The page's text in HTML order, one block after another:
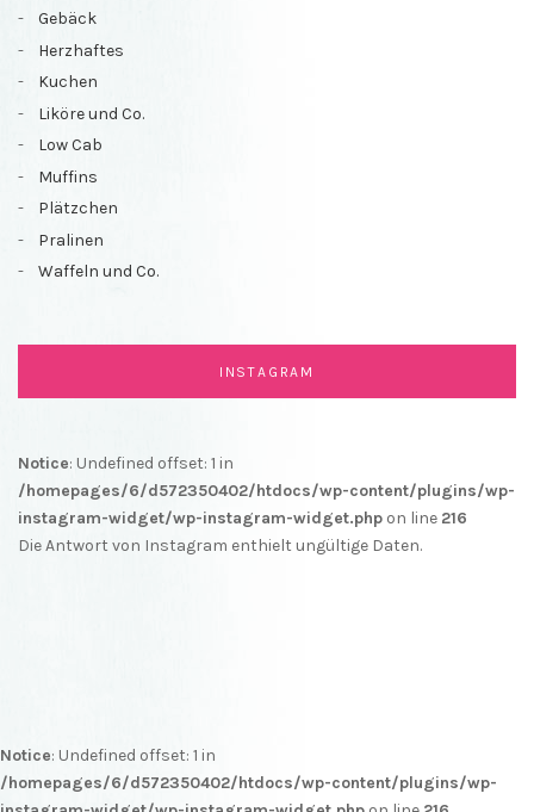
Gebäck
Herzhaftes
Kuchen
Liköre und Co.
Low Cab
Muffins
Plätzchen
Pralinen
Waffeln und Co.
INSTAGRAM
Notice: Undefined offset: 1 in
/homepages/6/d572350402/htdocs/wp-content/plugins/wp-
instagram-widget/wp-instagram-widget.php on line 216
Die Antwort von Instagram enthielt ungültige Daten.
Notice: Undefined offset: 1 in
/homepages/6/d572350402/htdocs/wp-content/plugins/wp-